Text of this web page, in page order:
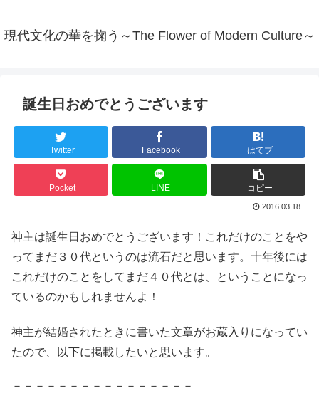
現代文化の華を掬う～The Flower of Modern Culture～
誕生日おめでとうございます
Twitter Facebook はてブ
Pocket LINE コピー
2016.03.18
神主は誕生日おめでとうございます！これだけのことをや
ってまだ３０代というのは流石だと思います。十年後には
これだけのことをしてまだ４０代とは、ということになっ
ているのかもしれませんよ！
神主が結婚されたときに書いた文章がお蔵入りになってい
たので、以下に掲載したいと思います。
－－－－－－－－－－－－－－－－